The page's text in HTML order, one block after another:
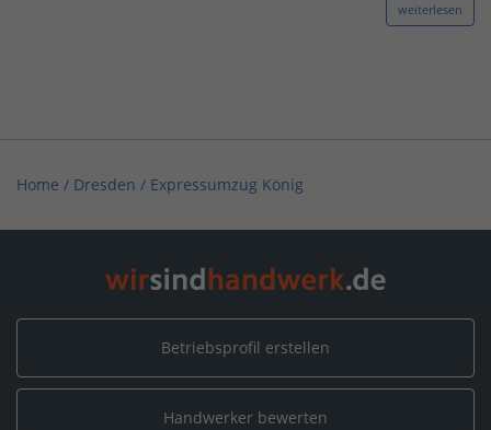
weiterlesen
Home / Dresden / Expressumzug König
Betriebsprofil erstellen
Handwerker bewerten